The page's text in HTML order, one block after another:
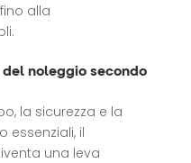
alla
noleggio secondo
la sicurezza e la
essenziali, il
una leva